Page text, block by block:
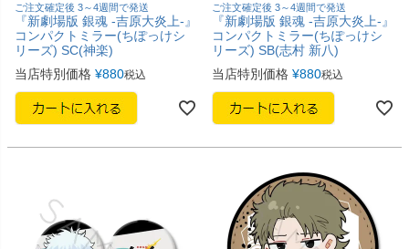
ご注文確定後 3～4週間で発送
『新劇場版 銀魂 -吉原大炎上-』
コンパクトミラー(ちぽっけシ
リーズ) SC(神楽)
当店特別価格 ¥880税込
ご注文確定後 3～4週間で発送
『新劇場版 銀魂 -吉原大炎上-』
コンパクトミラー(ちぽっけシ
リーズ) SB(志村 新八)
当店特別価格 ¥880税込